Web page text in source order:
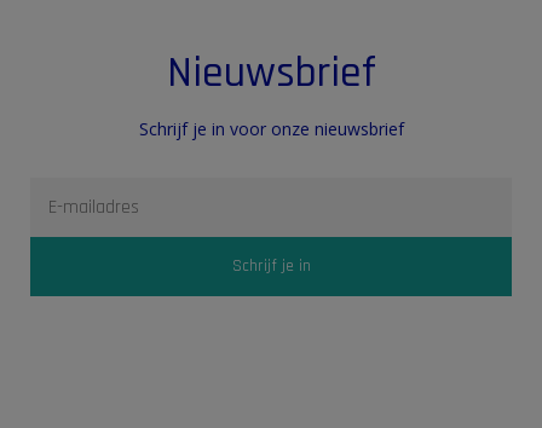
Nieuwsbrief
Schrijf je in voor onze nieuwsbrief